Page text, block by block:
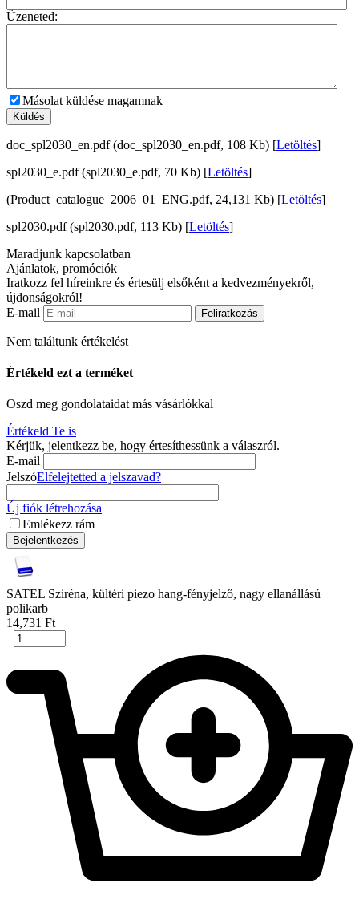
Üzeneted:
Másolat küldése magamnak
Küldés
doc_spl2030_en.pdf (doc_spl2030_en.pdf, 108 Kb) [Letöltés]
spl2030_e.pdf (spl2030_e.pdf, 70 Kb) [Letöltés]
(Product_catalogue_2006_01_ENG.pdf, 24,131 Kb) [Letöltés]
spl2030.pdf (spl2030.pdf, 113 Kb) [Letöltés]
Maradjunk kapcsolatban
Ajánlatok, promóciók
Iratkozz fel híreinkre és értesülj elsőként a kedvezményekről,
újdonságokról!
E-mail
Feliratkozás
Nem találtunk értékelést
Értékeld ezt a terméket
Oszd meg gondolataidat más vásárlókkal
Értékeld Te is
Kérjük, jelentkezz be, hogy értesíthessünk a válaszról.
E-mail
JelszóElfelejtetted a jelszavad?
Új fiók létrehozása
Emlékezz rám
Bejelentkezés
SATEL Sziréna, kültéri piezo hang-fényjelző, nagy ellanállású
polikarb
14,731 Ft
+
−